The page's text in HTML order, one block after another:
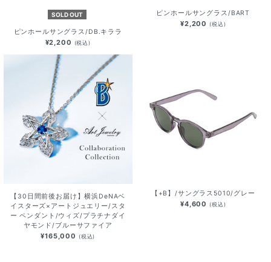
SOLD OUT
ピンホールサングラス/DB.キララ
¥2,200 (税込)
ピンホールサングラス/BART
¥2,200 (税込)
【30日間前後お届け】横浜DeNAベ
イスターズ×アートジュエリー/スタ
ー ペンダント/ウィズ/プラチナダイ
ヤモンド/ブルーサファイア
¥165,000 (税込)
【+B】/サングラス5010/グレー
¥4,600 (税込)